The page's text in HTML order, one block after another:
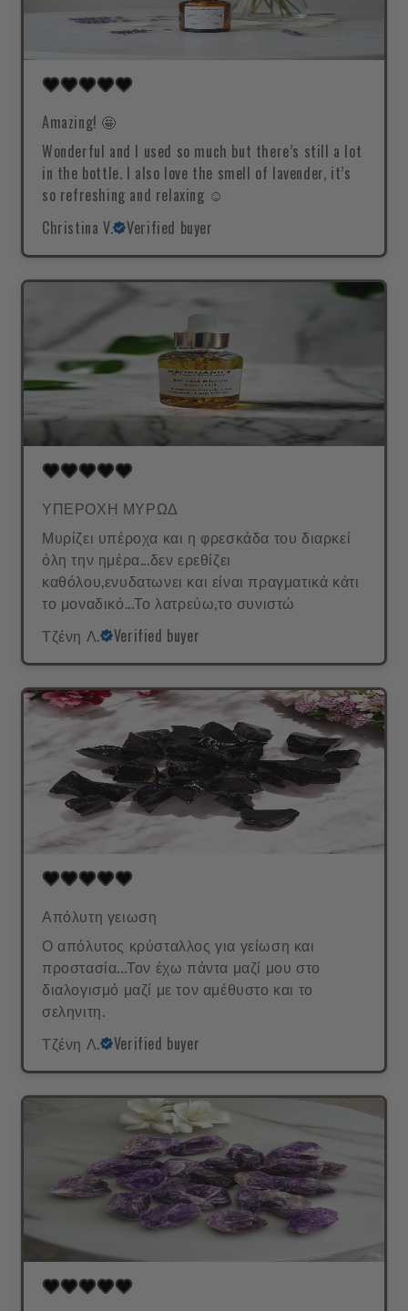
Amazing! 🤩
Wonderful and I used so much but there’s still a lot
in the bottle. I also love the smell of lavender, it’s
so refreshing and relaxing ☺️
Christina V.
Verified buyer
ΥΠΕΡΟΧΗ ΜΥΡΩΔ
Μυρίζει υπέροχα και η φρεσκάδα του διαρκεί
όλη την ημέρα...δεν ερεθίζει
καθόλου,ενυδατωνει και είναι πραγματικά κάτι
το μοναδικό...Το λατρεύω,το συνιστώ
Τζένη Λ.
Verified buyer
Απόλυτη γειωση
Ο απόλυτος κρύσταλλος για γείωση και
προστασία...Τον έχω πάντα μαζί μου στο
διαλογισμό μαζί με τον αμέθυστο και το
σεληνιτη.
Τζένη Λ.
Verified buyer